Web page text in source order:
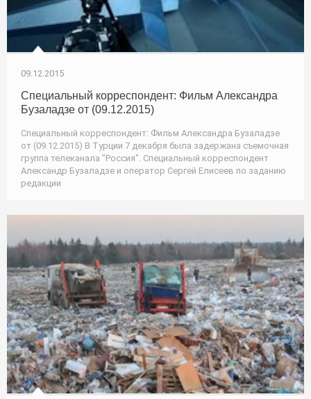
09.12.2015
Специальный корреспондент: Фильм Александра
Бузаладзе от (09.12.2015)
Специальный корреспондент: Фильм Александра Бузаладзе
от (09.12.2015) В Турции 7 декабря была задержана съемочная
группа телеканала "Россия". Специальный корреспондент
Александр Бузаладзе и оператор Сергей Елисеев по заданию
редакции